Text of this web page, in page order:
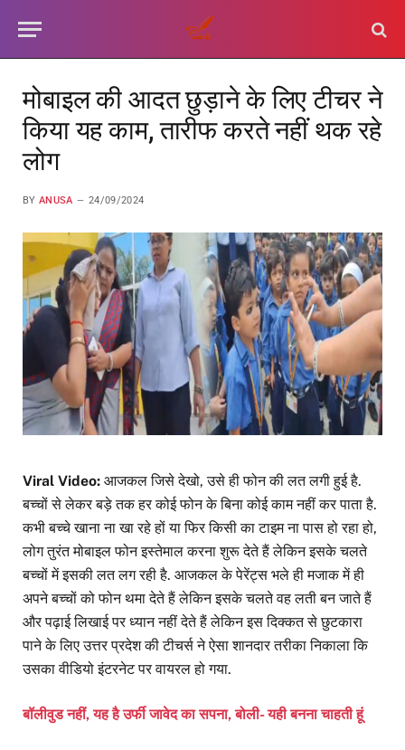
मोबाइल की आदत छुड़ाने के लिए टीचर ने
किया यह काम, तारीफ करते नहीं थक रहे
लोग
BY ANUSA 24/09/2024
Viral Video: आजकल जिसे देखो, उसे ही फोन की लत लगी हुई है.
बच्चों से लेकर बड़े तक हर कोई फोन के बिना कोई काम नहीं कर पाता है.
कभी बच्चे खाना ना खा रहे हों या फिर किसी का टाइम ना पास हो रहा हो,
लोग तुरंत मोबाइल फोन इस्तेमाल करना शुरू देते हैं लेकिन इसके चलते
बच्चों में इसकी लत लग रही है. आजकल के पेरेंट्स भले ही मजाक में ही
अपने बच्चों को फोन थमा देते हैं लेकिन इसके चलते वह लती बन जाते हैं
और पढ़ाई लिखाई पर ध्यान नहीं देते हैं लेकिन इस दिक्कत से छुटकारा
पाने के लिए उत्तर प्रदेश की टीचर्स ने ऐसा शानदार तरीका निकाला कि
उसका वीडियो इंटरनेट पर वायरल हो गया.
बॉलीवुड नहीं, यह है उर्फी जावेद का सपना, बोली- यही बनना चाहती हूं